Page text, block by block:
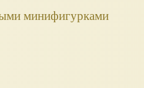
минифигурками